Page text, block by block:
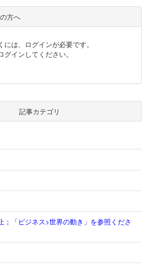
方へ
は、ログインが必要です。
インしてください。
記事カテゴリ
；「ビジネス>世界の動き」を参照くださ